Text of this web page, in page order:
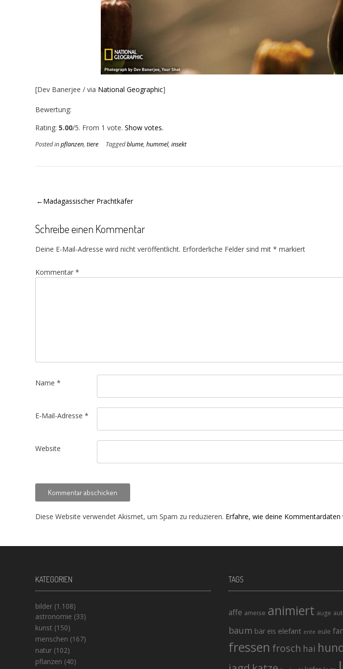
[Dev Banerjee / via National Geographic]
Bewertung:
Rate this item:
Submit Rating
Rating: 5.00/5. From 1 vote. Show votes.
Posted inpflanzen, tiere Taggedblume, hummel, insekt
Madagassischer Prachtkäfer
Schreibe einen Kommentar
Deine E-Mail-Adresse wird nicht veröffentlicht. Erforderliche Felder sind mit * markiert
Kommentar *
Name *
E-Mail-Adresse *
Website
Diese Website verwendet Akismet, um Spam zu reduzieren. Erfahre, wie deine
KATEGORIEN
bilder (1.108)
astronomie (33)
kunst (150)
menschen (167)
natur (102)
pflanzen (40)
TAGS
affe ameise animiert auge
baum bär eis elefant ente eule
fressen frosch hai